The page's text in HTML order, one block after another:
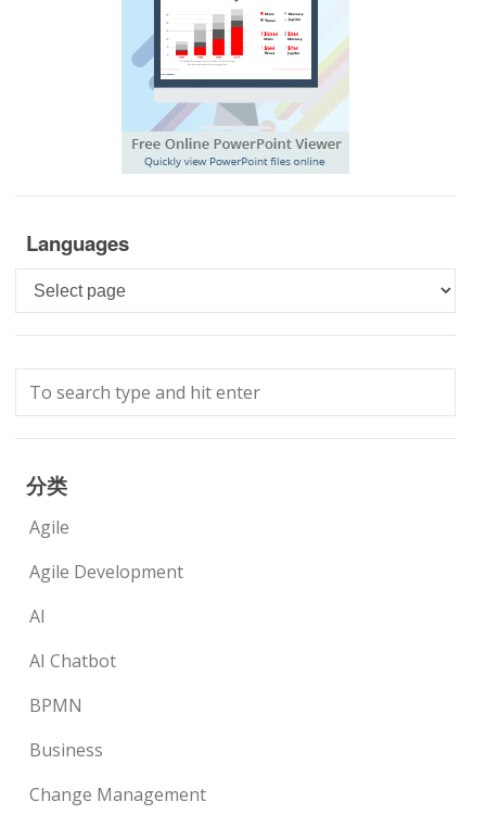
Languages
Languages
分类
Agile
Agile Development
AI
AI Chatbot
BPMN
Business
Change Management